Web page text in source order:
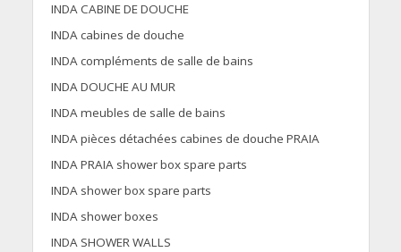
INDA CABINE DE DOUCHE
INDA cabines de douche
INDA compléments de salle de bains
INDA DOUCHE AU MUR
INDA meubles de salle de bains
INDA pièces détachées cabines de douche PRAIA
INDA PRAIA shower box spare parts
INDA shower box spare parts
INDA shower boxes
INDA SHOWER WALLS